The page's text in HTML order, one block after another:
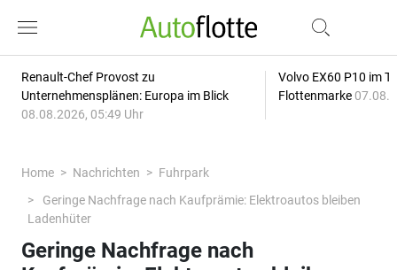
Renault-Chef Provost zu
Unternehmensplänen: Europa im Blick
08.08.2026, 05:49 Uhr
Volvo EX60 P10 im
Flottenmarke
Home Nachrichten
Fuhrpark
Geringe Nachfrage nach Kaufprämie: Elektroautos bleiben
Ladenhüter
Geringe Nachfrage nach